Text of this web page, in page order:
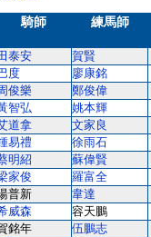
騎師 練馬師
泰安 賀賢
度 廖康銘
俊樂 鄭俊偉
智弘 姚本輝
道拿 文家良
易禮 徐雨石
明紹 蘇偉賢
家俊 羅富全
普新 韋達
威森 容天鵬
銘年 伍鵬志